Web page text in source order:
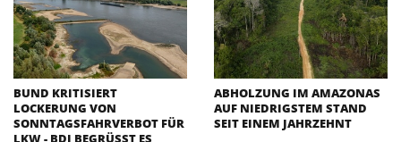
BUND KRITISIERT
LOCKERUNG VON
SONNTAGSFAHRVERBOT FÜR
LKW - BDI BEGRÜSST ES
ABHOLZUNG IM AMAZONAS
AUF NIEDRIGSTEM STAND
SEIT EINEM JAHRZEHNT